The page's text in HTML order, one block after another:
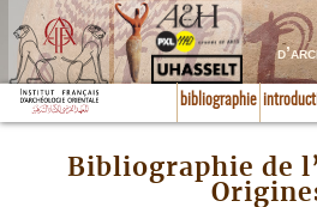
bibliographie
Bibliographie de